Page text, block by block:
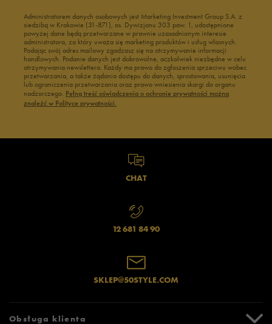
Administratorem danych osobowych jest Marketing Investment Group S.A. z
siedzibą w Krakowie (31-871), os. Dywizjonu 303 paw. 1, udostępnione
powyżej dane będą przetwarzane w prawnie uzasadnionym interesie
administratora, za który uważa się marketing produktów i usług własnych.
Podając swój adres mailowy zgadzasz się na otrzymywanie informacji
handlowych. Podanie danych jest dobrowolne, aczkolwiek niezbędne w celu
otrzymywania newslettera. Każdy ma prawo do zgłoszenia sprzeciwu wobec
przetwarzania, a także żądania dostępu do danych, sprostowania, usunięcia
lub ograniczenia przetwarzania oraz prawo wniesienia skargi do organu
nadzorczego. Pełną treść oświadczenia o ochronie prywatności można
znaleźć w Polityce prywatności.
CHAT
12 681 84 90
SKLEP@50STYLE.COM
Obsługa klienta